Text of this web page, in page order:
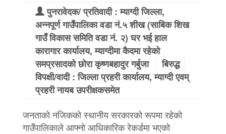
पुनरावेदक/ प्रतिवादी : म्याग्दी जिल्ला,
अन्नपूर्ण गाउँपालिका वडा नं.५ शीख (साबिक शिख
गाउँ विकास समिति वडा नं. २) घर भई हाल
कारागार कार्यालय, म्याग्दीमा कैदमा रहेको
समप्रसादको छोरा कृष्णबहादुर गर्बुजा
बिरुद्ध
विपक्षी/वादी : जिल्ला प्रहरी कार्यालय, म्याग्दी एवम्
प्रहरी नायब उपरीक्षकसमेत
जनताको नजिकको स्थानीय सरकारको रूपमा रहेको
गाउँपालिकाले आफ्नो आधिकारिक रेकर्डमा भएको